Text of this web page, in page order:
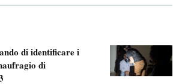
Libri
Ok Boomer!
di identificare i
di